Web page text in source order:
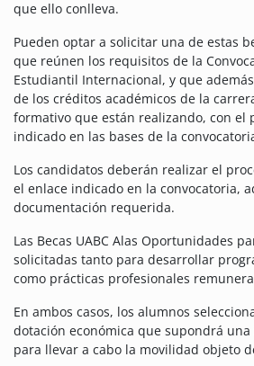
que ello conlleva.
Pueden optar a solicitar una de estas
que reúnen los requisitos de la
Estudiantil Internacional, y que
de los créditos académicos de la
formativo que están realizando, con el
indicado en las bases de la
Los candidatos deberán realizar el
el enlace indicado en la convocatoria,
documentación requerida.
Las Becas UABC Alas Oportunidades
solicitadas tanto para desarrollar
como prácticas profesionales
En ambos casos, los alumnos
dotación económica que supondrá
para llevar a cabo la movilidad objeto